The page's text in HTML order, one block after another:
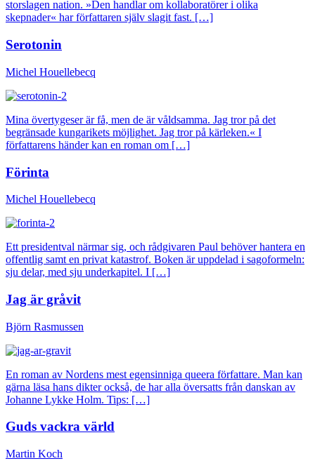
storslagen nation. »Den handlar om kollaboratörer i olika
skepnader« har författaren själv slagit fast. […]
Serotonin
Michel Houellebecq
Mina övertygeser är få, men de är våldsamma. Jag tror på det
begränsade kungarikets möjlighet. Jag tror på kärleken.« I
författarens händer kan en roman om […]
Förinta
Michel Houellebecq
Ett presidentval närmar sig, och rådgivaren Paul behöver hantera en
offentlig samt en privat katastrof. Boken är uppdelad i sagoformeln:
sju delar, med sju underkapitel. I […]
Jag är gråvit
Björn Rasmussen
En roman av Nordens mest egensinniga queera författare. Man kan
gärna läsa hans dikter också, de har alla översatts från danskan av
Johanne Lykke Holm. Tips: […]
Guds vackra värld
Martin Koch